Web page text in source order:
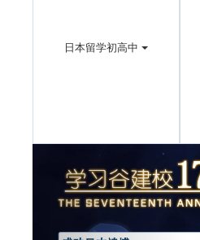
日本留学初高中
Previous